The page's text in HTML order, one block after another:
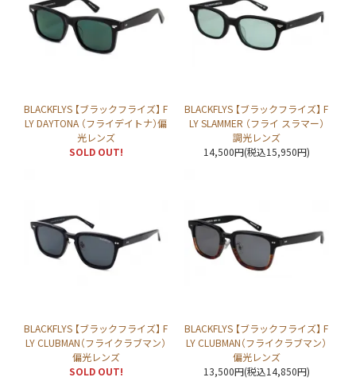
BLACKFLYS 【ブラックフライズ】 F
LY DAYTONA （フライデイトナ）偏
光レンズ
SOLD OUT!
BLACKFLYS 【ブラックフライズ】 F
LY SLAMMER （フライ スラマー）
調光レンズ
14,500円(税込15,950円)
BLACKFLYS 【ブラックフライズ】 F
LY CLUBMAN（フライクラブマン）
偏光レンズ
SOLD OUT!
BLACKFLYS 【ブラックフライズ】 F
LY CLUBMAN（フライクラブマン）
偏光レンズ
13,500円(税込14,850円)